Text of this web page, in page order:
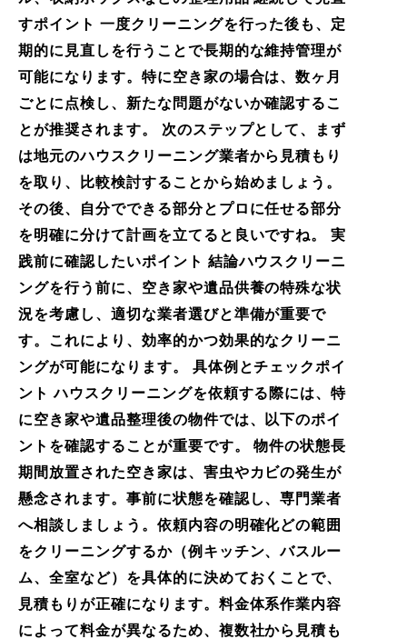
すポイント 一度クリーニングを行った後も、定
期的に見直しを行うことで長期的な維持管理が
可能になります。特に空き家の場合は、数ヶ月
ごとに点検し、新たな問題がないか確認するこ
とが推奨されます。 次のステップとして、まず
は地元のハウスクリーニング業者から見積もり
を取り、比較検討することから始めましょう。
その後、自分でできる部分とプロに任せる部分
を明確に分けて計画を立てると良いですね。 実
践前に確認したいポイント 結論ハウスクリーニ
ングを行う前に、空き家や遺品供養の特殊な状
況を考慮し、適切な業者選びと準備が重要で
す。これにより、効率的かつ効果的なクリーニ
ングが可能になります。 具体例とチェックポイ
ント ハウスクリーニングを依頼する際には、特
に空き家や遺品整理後の物件では、以下のポイ
ントを確認することが重要です。 物件の状態長
期間放置された空き家は、害虫やカビの発生が
懸念されます。事前に状態を確認し、専門業者
へ相談しましょう。依頼内容の明確化どの範囲
をクリーニングするか（例キッチン、バスルー
ム、全室など）を具体的に決めておくことで、
見積もりが正確になります。料金体系作業内容
によって料金が異なるため、複数社から見積も